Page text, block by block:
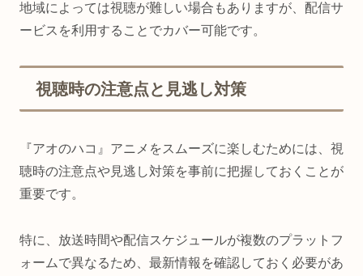
地域によっては視聴が難しい場合もありますが、配信サ
ービスを利用することでカバー可能です。
視聴時の注意点と見逃し対策
『アオのハコ』アニメをスムーズに楽しむためには、視
聴時の注意点や見逃し対策を事前に把握しておくことが
重要です。
特に、放送時間や配信スケジュールが複数のプラットフ
ォームで異なるため、最新情報を確認しておく必要があ